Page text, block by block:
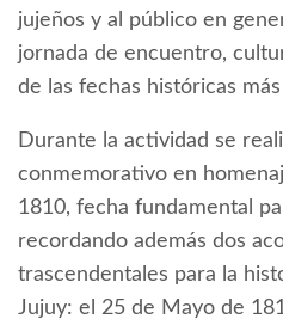
jujeños y al público en
jornada de encuentro,
de las fechas históricas
Durante la actividad se
conmemorativo en
1810, fecha fundamental
recordando además dos
trascendentales para la
Jujuy: el 25 de Mayo de